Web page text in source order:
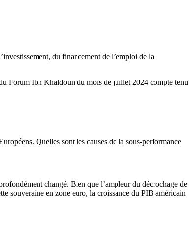
du financement de l’emploi de la
Forum Ibn Khaldoun du mois de juillet 2024 compte tenu
Quelles sont les causes de la sous-performance
changé. Bien que l’ampleur du décrochage de
souveraine en zone euro, la croissance du PIB américain